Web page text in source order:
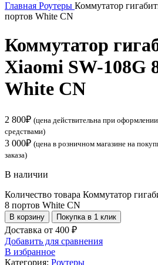
Главная Роутеры Коммутатор
портов White CN
Коммутатор
Xiaomi SW-108G
White CN
2 800₽ (цена действительна при
средствами)
3 000₽ (цена в розничном магазине на
заказа)
В наличии
Количество товара Коммутатор
8 портов White CN
В корзину Покупка в 1 клик
Доставка от 400 ₽
Добавить для сравнения
В избранное
Категория: Роутеры